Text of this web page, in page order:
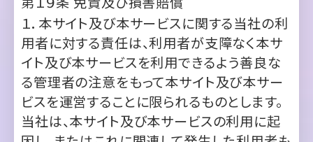
る管理者の注意をもって本サイト及び本サー
ビスを運営することに限られるものとします。
当社は、本サイト及び本サービスの利用に起
因し、またはこれに関連して発生した利用者も
しくはその他の第三者の損害（利用者及び他
者の間で生じたトラブルに起因する損害も含
みます）、及び本サイト及び本サービスを利用